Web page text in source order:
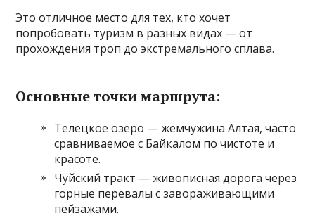
Это отличное место для тех, кто хочет
попробовать туризм в разных видах — от
прохождения троп до экстремального сплава.
Основные точки маршрута:
Телецкое озеро — жемчужина Алтая, часто
сравниваемое с Байкалом по чистоте и
красоте.
Чуйский тракт — живописная дорога через
горные перевалы с завораживающими
пейзажами.